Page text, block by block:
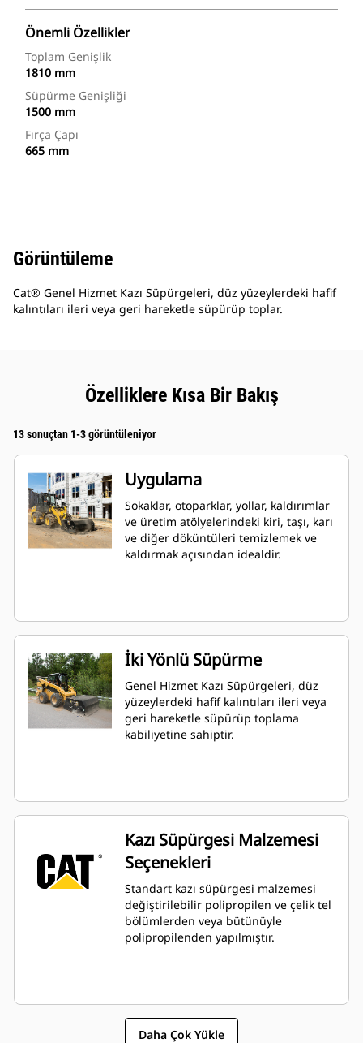
Önemli Özellikler
Toplam Genişlik
1810 mm
Süpürme Genişliği
1500 mm
Fırça Çapı
665 mm
Görüntüleme
Cat® Genel Hizmet Kazı Süpürgeleri, düz yüzeylerdeki hafif
kalıntıları ileri veya geri hareketle süpürüp toplar.
Özelliklere Kısa Bir Bakış
13 sonuçtan 1-3 görüntüleniyor
Uygulama
Sokaklar, otoparklar, yollar, kaldırımlar
ve üretim atölyelerindeki kiri, taşı, karı
ve diğer döküntüleri temizlemek ve
kaldırmak açısından idealdir.
İki Yönlü Süpürme
Genel Hizmet Kazı Süpürgeleri, düz
yüzeylerdeki hafif kalıntıları ileri veya
geri hareketle süpürüp toplama
kabiliyetine sahiptir.
Kazı Süpürgesi Malzemesi
Seçenekleri
Standart kazı süpürgesi malzemesi
değiştirilebilir polipropilen ve çelik tel
bölümlerden veya bütünüyle
polipropilenden yapılmıştır.
Daha Çok Yükle